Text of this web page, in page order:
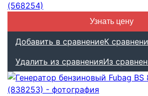
(568254)
Узнать цену
Добавить в сравнениеК
Удалить из сравненияИз